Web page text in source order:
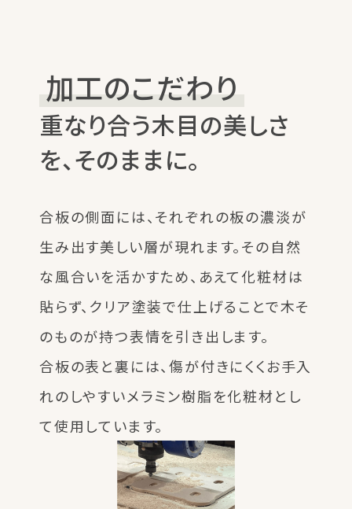
加工のこだわり
重なり合う木目の美しさ
を、そのままに。
合板の側面には、それぞれの板の濃淡が
生み出す美しい層が現れます。その自然
な風合いを活かすため、あえて化粧材は
貼らず、クリア塗装で仕上げることで木そ
のものが持つ表情を引き出します。
合板の表と裏には、傷が付きにくくお手入
れのしやすいメラミン樹脂を化粧材とし
て使用しています。